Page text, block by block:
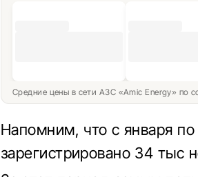
Средние цены в сети АЗС «Amic Energy» по
Напомним, что с января
зарегистрировано 34 тыс